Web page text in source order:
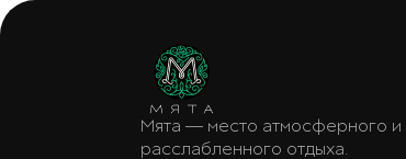
Мята — место атмосферного и
расслабленного отдыха.